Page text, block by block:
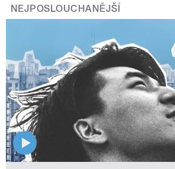
NEJPOSLOUCHANĚJŠÍ